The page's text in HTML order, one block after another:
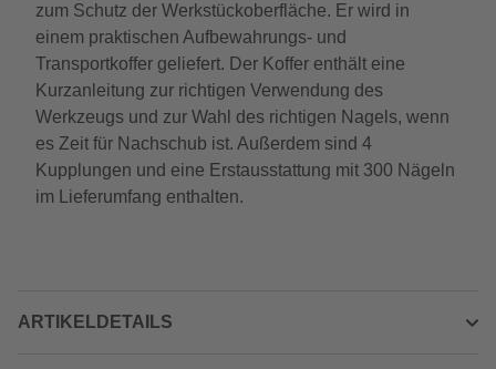
zum Schutz der Werkstückoberfläche. Er wird in
einem praktischen Aufbewahrungs- und
Transportkoffer geliefert. Der Koffer enthält eine
Kurzanleitung zur richtigen Verwendung des
Werkzeugs und zur Wahl des richtigen Nagels, wenn
es Zeit für Nachschub ist. Außerdem sind 4
Kupplungen und eine Erstausstattung mit 300 Nägeln
im Lieferumfang enthalten.
ARTIKELDETAILS